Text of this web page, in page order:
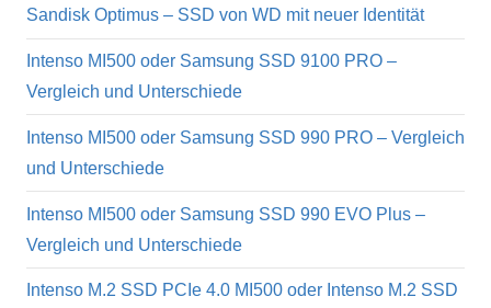
Sandisk Optimus – SSD von WD mit neuer Identität
Intenso MI500 oder Samsung SSD 9100 PRO –
Vergleich und Unterschiede
Intenso MI500 oder Samsung SSD 990 PRO – Vergleich
und Unterschiede
Intenso MI500 oder Samsung SSD 990 EVO Plus –
Vergleich und Unterschiede
Intenso M.2 SSD PCIe 4.0 MI500 oder Intenso M.2 SSD